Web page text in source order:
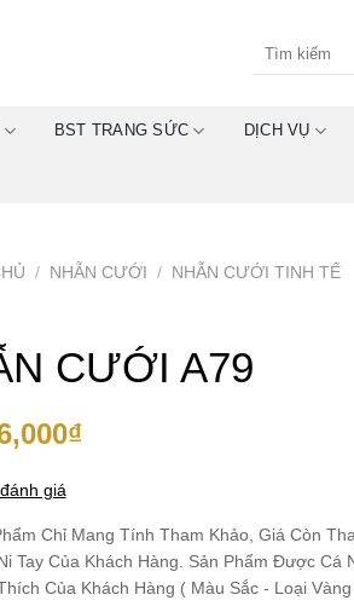
BST TRANG SỨC DỊCH VỤ
/ NHẪN CƯỚI / NHẪN CƯỚI TINH TẾ
CƯỚI A79
₫
đánh giá
Chỉ Mang Tính Tham Khảo, Giá Còn
Tay Của Khách Hàng. Sản Phẩm Được Cá
Của Khách Hàng ( Màu Sắc - Loại